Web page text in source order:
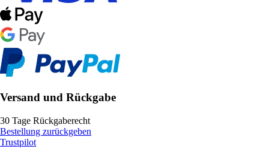
Versand und Rückgabe
30 Tage Rückgaberecht
Bestellung zurückgeben
Trustpilot